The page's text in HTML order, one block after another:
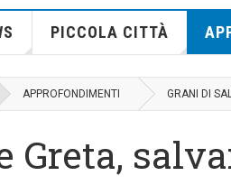
PICCOLA CITTÀ
APPROFONDIMENTI GRANI DI
Greta,